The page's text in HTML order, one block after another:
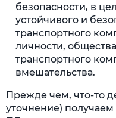
безопасности, в
устойчивого и
транспортного
личности,
транспортного
вмешательства.
Прежде чем, что-то
уточнение) получаем